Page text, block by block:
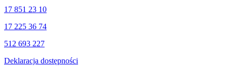
17 851 23 10
17 225 36 74
512 693 227
Deklaracja dostępności